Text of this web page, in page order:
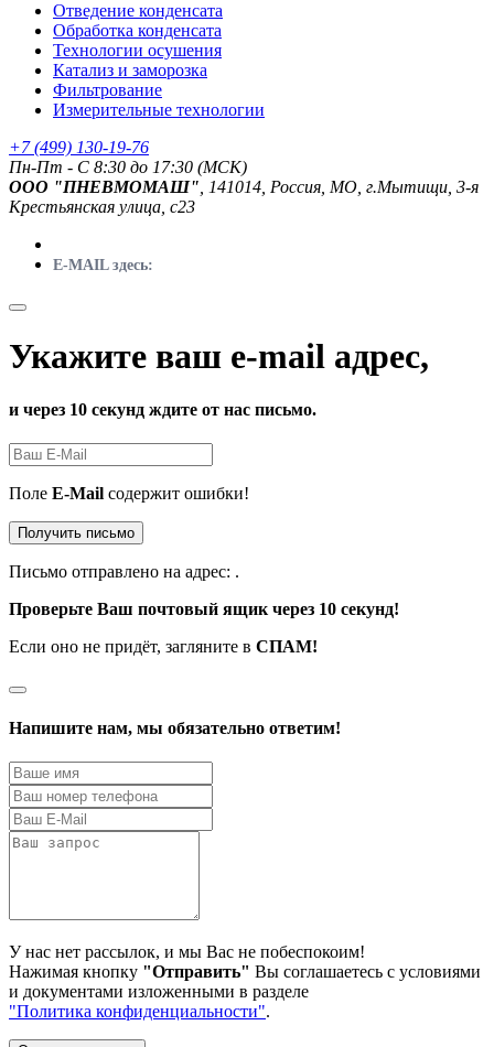
Отведение конденсата
Обработка конденсата
Технологии осушения
Катализ и заморозка
Фильтрование
Измерительные технологии
+7 (499) 130-19-76
Пн-Пт - C 8:30 до 17:30 (МСК)
ООО "ПНЕВМОМАШ" , 141014, Россия, МО, г.Мытищи, 3-я
Крестьянская улица, с23
E-MAIL здесь:
Укажите ваш e-mail адрес,
и через 10 секунд ждите от нас письмо.
Поле E-Mail содержит ошибки!
Получить письмо
Письмо отправлено на адрес: .
Проверьте Ваш почтовый ящик через 10 секунд!
Если оно не придёт, загляните в СПАМ!
Напишите нам, мы обязательно ответим!
У нас нет рассылок, и мы Вас не побеспокоим!
Нажимая кнопку "Отправить" Вы соглашаетесь с условиями
и документами изложенными в разделе
"Политика конфиденциальности".